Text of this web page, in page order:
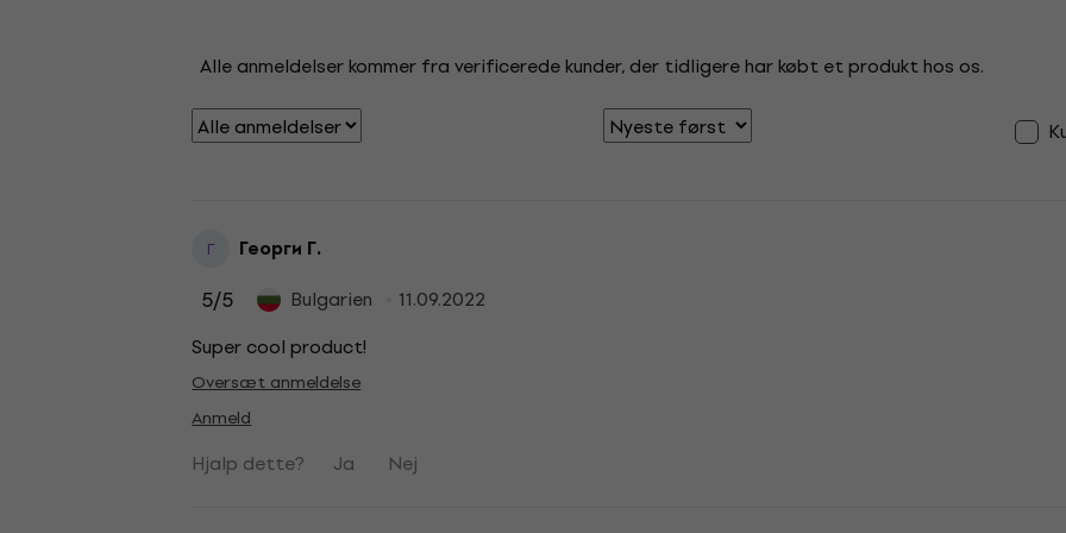
Alle anmeldelser kommer fra verificerede kunder, der tidligere har købt et produkt hos os.
Г Георги Г.
5/5 Bulgarien
11.09.2022
Super cool product!
Oversæt anmeldelse
Anmeld
Hjalp dette? Ja Nej